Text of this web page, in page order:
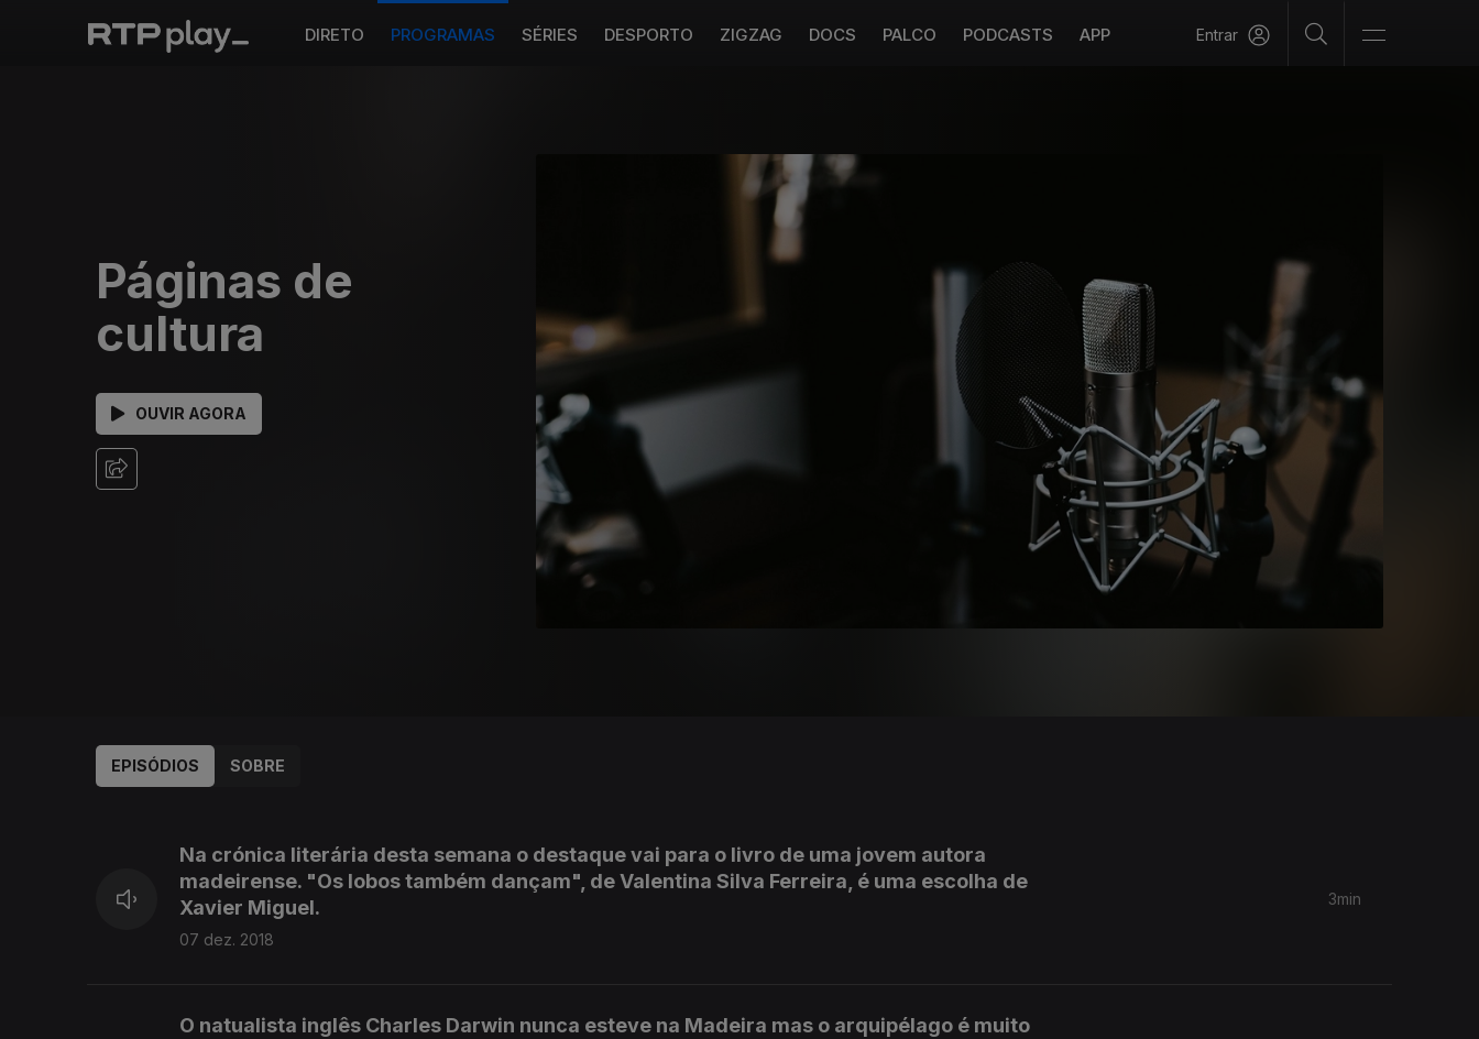
DIRETO PROGRAMAS SÉRIES DESPORTO ZIGZAG DOCS PALCO PODCASTS APP Entrar
Páginas de
cultura
OUVIR AGORA
EPISÓDIOS SOBRE
Na crónica literária desta semana o destaque vai para o livro de uma jovem autora
madeirense. "Os lobos também dançam", de Valentina Silva Ferreira, é uma escolha de
Xavier Miguel.
07 dez. 2018
3min
O natualista inglês Charles Darwin nunca esteve na Madeira mas o arquipélago é muito